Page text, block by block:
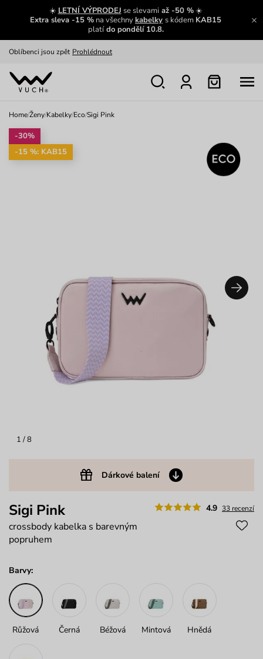
☀️ LETNÍ VÝPRODEJ se slevamiaž -50 %☀️
Extra sleva -15 % na všechnykabelky s kódem KAB15
platído pondělí 10.8.
Zajímavosti ze světa Vuch:
Zobrazit
Oblíbenci jsou zpět Prohlédnout
Nech se inspirovat
Home/Ženy/Kabelky/Eco/Sigi Pink
1 / 8
Dárkové balení
-30%
-15 %: KAB15
4.9 33 recenzí
Sigi Pink
crossbody kabelka s barevným
popruhem
Barvy:
Růžová Černá Béžová Mintová Hnědá